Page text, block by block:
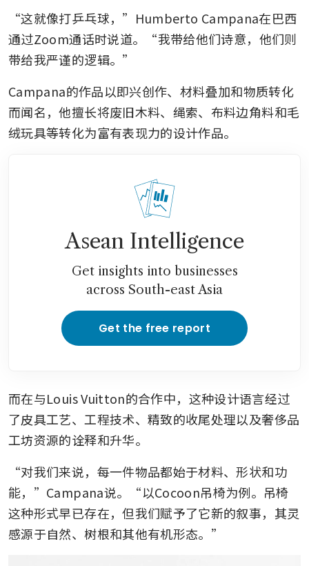
“这就像打乒乓球，”Humberto Campana在巴西
通过Zoom通话时说道。“我带给他们诗意，他们则
带给我严谨的逻辑。”
Campana的作品以即兴创作、材料叠加和物质转化
而闻名，他擅长将废旧木料、绳索、布料边角料和毛
绒玩具等转化为富有表现力的设计作品。
Asean Intelligence
Get insights into businesses
across South-east Asia
Get the free report
而在与Louis Vuitton的合作中，这种设计语言经过
了皮具工艺、工程技术、精致的收尾处理以及奢侈品
工坊资源的诠释和升华。
“对我们来说，每一件物品都始于材料、形状和功
能，”Campana说。“以Cocoon吊椅为例。吊椅
这种形式早已存在，但我们赋予了它新的叙事，其灵
感源于自然、树根和其他有机形态。”